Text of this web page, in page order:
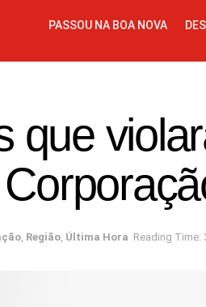
PASSOU NA BOA NOVA
que
, Região, Última Hora Reading Time: